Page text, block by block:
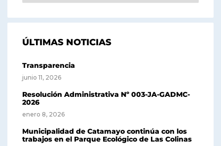
ÚLTIMAS NOTICIAS
Transparencia
junio 11, 2026
Resolución Administrativa Nº 003-JA-GADMC-
2026
enero 8, 2026
Municipalidad de Catamayo continúa con los
trabajos en el Parque Ecológico de Las Colinas